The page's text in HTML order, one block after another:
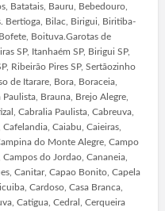
Batatais, Bauru, Bebedouro,
Bertioga, Bilac, Birigui, Biritiba-
Boituva.Garotas de
SP, Itanhaém SP, Birigui SP,
Ribeirão Pires SP, Sertãozinho
de Itarare, Bora, Boraceia,
Brauna, Brejo Alegre,
Cabralia Paulista, Cabreuva,
Caiabu, Caieiras,
do Monte Alegre, Campo
do Jordao, Cananeia,
Canitar, Capao Bonito, Capela
Cardoso, Casa Branca,
Catigua, Cedral, Cerqueira